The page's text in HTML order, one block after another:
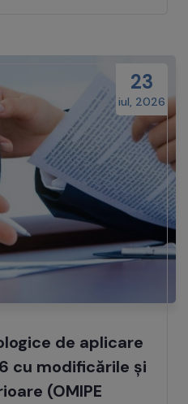
23
iul, 2026
de aplicare
cu modificările și
(OMIPE